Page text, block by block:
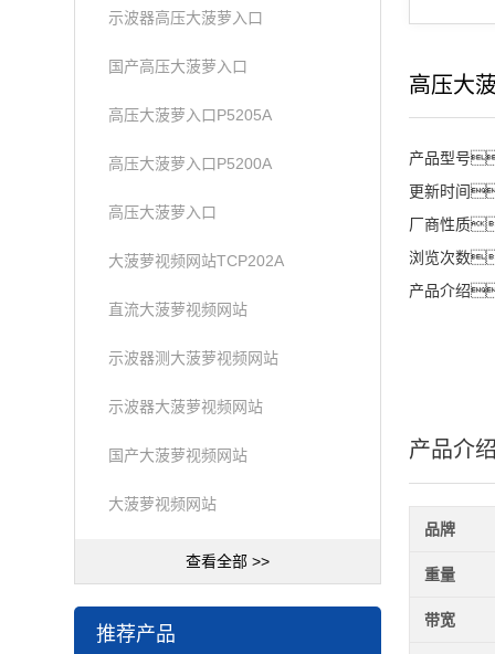
示波器高压大菠萝入口
国产高压大菠萝入口
高压大菠萝入口P5205A
高压大菠萝入口P5200A
高压大菠萝入口
大菠萝视频网站TCP202A
直流大菠萝视频网站
示波器测大菠萝视频网站
示波器大菠萝视频网站
国产大菠萝视频网站
大菠萝视频网站
查看全部 >>
推荐产品
高压大
产品型号
更新时间
厂商性质
浏览次数
产品介绍
产品介
品牌
重量
带宽